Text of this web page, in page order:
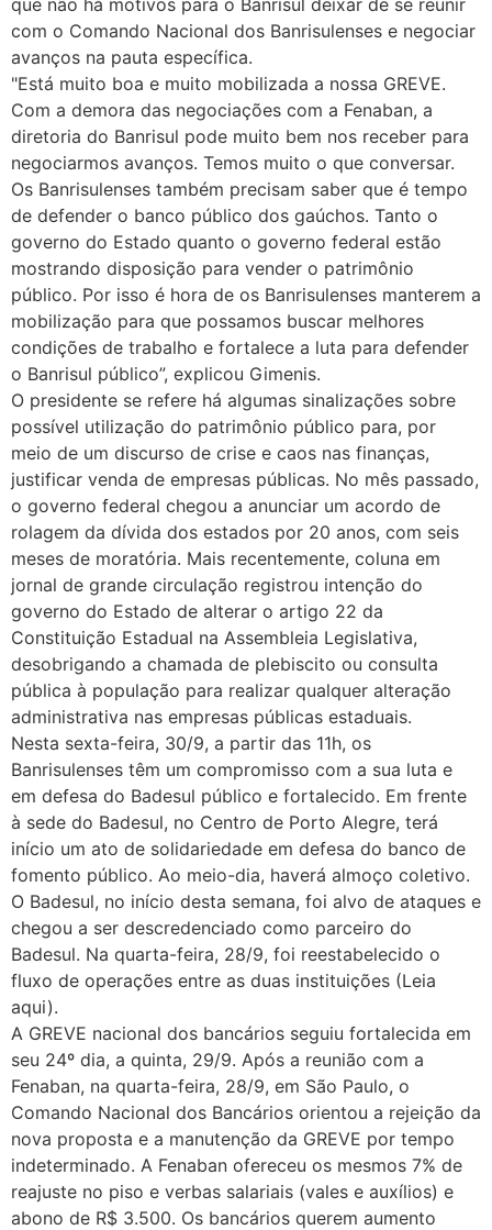
com o Comando Nacional dos Banrisulenses e negociar
avanços na pauta específica.
"Está muito boa e muito mobilizada a nossa GREVE.
Com a demora das negociações com a Fenaban, a
diretoria do Banrisul pode muito bem nos receber para
negociarmos avanços. Temos muito o que conversar.
Os Banrisulenses também precisam saber que é tempo
de defender o banco público dos gaúchos. Tanto o
governo do Estado quanto o governo federal estão
mostrando disposição para vender o patrimônio
público. Por isso é hora de os Banrisulenses manterem a
mobilização para que possamos buscar melhores
condições de trabalho e fortalece a luta para defender
o Banrisul público”, explicou Gimenis.
O presidente se refere há algumas sinalizações sobre
possível utilização do patrimônio público para, por
meio de um discurso de crise e caos nas finanças,
justificar venda de empresas públicas. No mês passado,
o governo federal chegou a anunciar um acordo de
rolagem da dívida dos estados por 20 anos, com seis
meses de moratória. Mais recentemente, coluna em
jornal de grande circulação registrou intenção do
governo do Estado de alterar o artigo 22 da
Constituição Estadual na Assembleia Legislativa,
desobrigando a chamada de plebiscito ou consulta
pública à população para realizar qualquer alteração
administrativa nas empresas públicas estaduais.
Nesta sexta-feira, 30/9, a partir das 11h, os
Banrisulenses têm um compromisso com a sua luta e
em defesa do Badesul público e fortalecido. Em frente
à sede do Badesul, no Centro de Porto Alegre, terá
início um ato de solidariedade em defesa do banco de
fomento público. Ao meio-dia, haverá almoço coletivo.
O Badesul, no início desta semana, foi alvo de ataques e
chegou a ser descredenciado como parceiro do
Badesul. Na quarta-feira, 28/9, foi reestabelecido o
fluxo de operações entre as duas instituições (Leia
aqui).
A GREVE nacional dos bancários seguiu fortalecida em
seu 24º dia, a quinta, 29/9. Após a reunião com a
Fenaban, na quarta-feira, 28/9, em São Paulo, o
Comando Nacional dos Bancários orientou a rejeição da
nova proposta e a manutenção da GREVE por tempo
indeterminado. A Fenaban ofereceu os mesmos 7% de
reajuste no piso e verbas salariais (vales e auxílios) e
abono de R$ 3.500. Os bancários querem aumento